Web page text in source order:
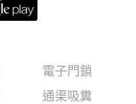
電子門鎖
通渠吸糞